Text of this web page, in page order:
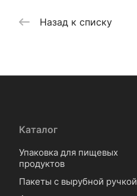
Назад к списку
Каталог
Упаковка для пищевых
продуктов
Пакеты с вырубной ручкой